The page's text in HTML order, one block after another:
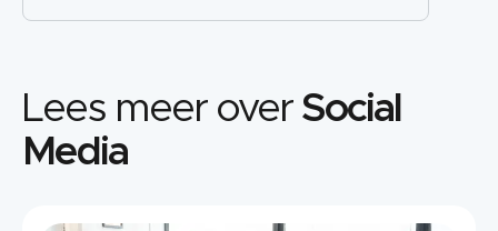
Lees meer over Social
Media